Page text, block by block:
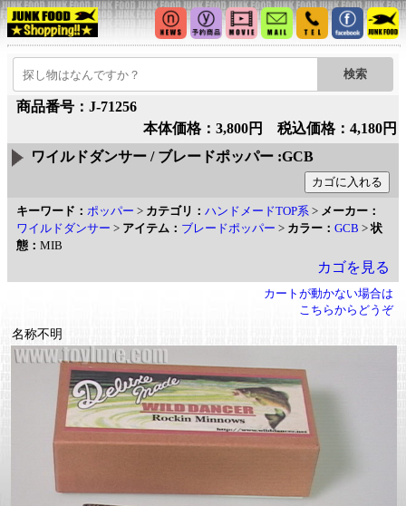
商品番号：J-71256
本体価格：3,800円 税込価格：4,180円
ワイルドダンサー / ブレードポッパー :GCB
キーワード： ポッパー > カテゴリ： ハンドメードTOP系 > メーカー：
ワイルドダンサー > アイテム： ブレードポッパー > カラー： GCB >状
態： MIB
カゴを見る
カートが動かない場合は
こちらからどうぞ
名称不明